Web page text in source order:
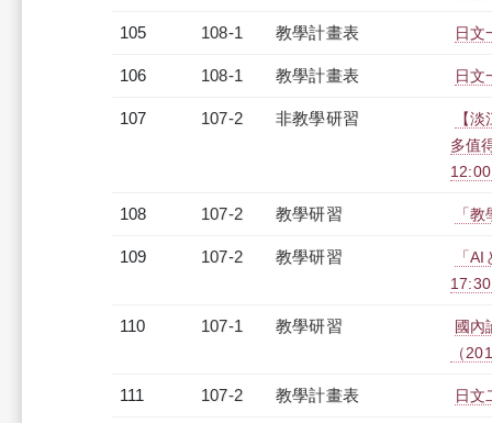
105 108-1 教學計畫表 日文
106 108-1 教學計畫表 日文
107 107-2 非教學研習
【
多值
108 107-2 教學研習 「
109 107-2 教學研習
「
110 107-1 教學研習
國內
（
111 107-2 教學計畫表 日文